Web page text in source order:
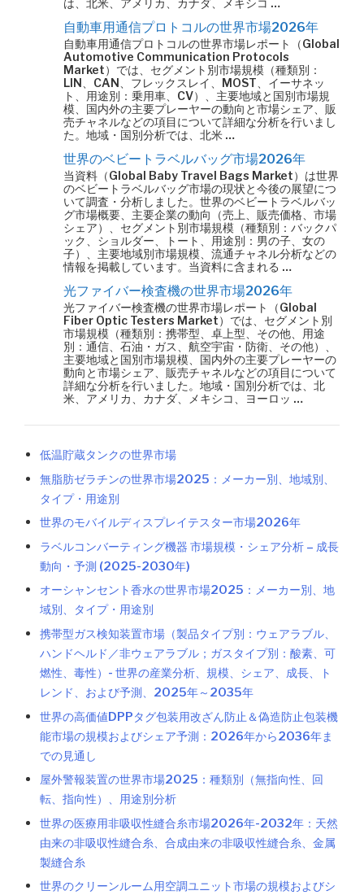
は、北米、アメリカ、カナダ、メキシコ …
自動車用通信プロトコルの世界市場2026年
自動車用通信プロトコルの世界市場レポート（Global
Automotive Communication Protocols
Market）では、セグメント別市場規模（種類別：
LIN、CAN、フレックスレイ、MOST、イーサネッ
ト、用途別：乗用車、CV）、主要地域と国別市場規
模、国内外の主要プレーヤーの動向と市場シェア、販
売チャネルなどの項目について詳細な分析を行いまし
た。地域・国別分析では、北米 …
世界のベビートラベルバッグ市場2026年
当資料（Global Baby Travel Bags Market）は世界
のベビートラベルバッグ市場の現状と今後の展望につ
いて調査・分析しました。世界のベビートラベルバッ
グ市場概要、主要企業の動向（売上、販売価格、市場
シェア）、セグメント別市場規模（種類別：バックパ
ック、ショルダー、トート、用途別：男の子、女の
子）、主要地域別市場規模、流通チャネル分析などの
情報を掲載しています。当資料に含まれる …
光ファイバー検査機の世界市場2026年
光ファイバー検査機の世界市場レポート（Global
Fiber Optic Testers Market）では、セグメント別
市場規模（種類別：携帯型、卓上型、その他、用途
別：通信、石油・ガス、航空宇宙・防衛、その他）、
主要地域と国別市場規模、国内外の主要プレーヤーの
動向と市場シェア、販売チャネルなどの項目について
詳細な分析を行いました。地域・国別分析では、北
米、アメリカ、カナダ、メキシコ、ヨーロッ …
低温貯蔵タンクの世界市場
無脂肪ゼラチンの世界市場2025：メーカー別、地域別、
タイプ・用途別
世界のモバイルディスプレイテスター市場2026年
ラベルコンバーティング機器 市場規模・シェア分析 – 成長
動向・予測 (2025-2030年)
オーシャンセント香水の世界市場2025：メーカー別、地
域別、タイプ・用途別
携帯型ガス検知装置市場（製品タイプ別：ウェアラブル、
ハンドヘルド／非ウェアラブル；ガスタイプ別：酸素、可
燃性、毒性）- 世界の産業分析、規模、シェア、成長、ト
レンド、および予測、2025年～2035年
世界の高価値DPPタグ包装用改ざん防止＆偽造防止包装機
能市場の規模およびシェア予測：2026年から2036年ま
での見通し
屋外警報装置の世界市場2025：種類別（無指向性、回
転、指向性）、用途別分析
世界の医療用非吸収性縫合糸市場2026年-2032年：天然
由来の非吸収性縫合糸、合成由来の非吸収性縫合糸、金属
製縫合糸
世界のクリーンルーム用空調ユニット市場の規模およびシ